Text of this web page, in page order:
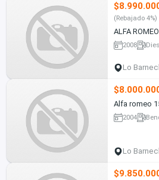
(Rebajado 4%)
2008
Lo
Alfa romeo
2004
Lo